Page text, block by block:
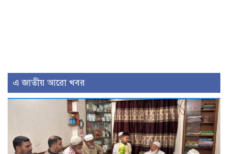
এ জাতীয় আরো খবর